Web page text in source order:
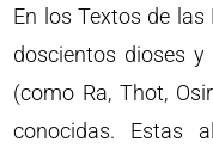
En los Textos de
doscientos dioses
(como Ra, Thot,
conocidas. Estas